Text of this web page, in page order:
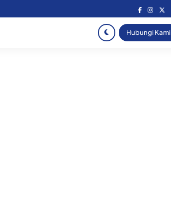
Hubungi Kami